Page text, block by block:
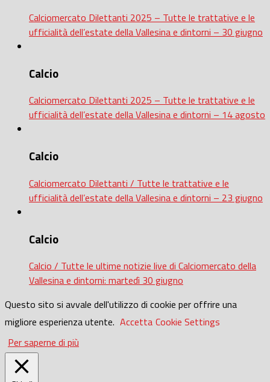
Calciomercato Dilettanti 2025 – Tutte le trattative e le
ufficialità dell’estate della Vallesina e dintorni – 30 giugno
Calcio
Calciomercato Dilettanti 2025 – Tutte le trattative e le
ufficialità dell’estate della Vallesina e dintorni – 14 agosto
Calcio
Calciomercato Dilettanti / Tutte le trattative e le
ufficialità dell’estate della Vallesina e dintorni – 23 giugno
Calcio
Calcio / Tutte le ultime notizie live di Calciomercato della
Vallesina e dintorni: martedì 30 giugno
Questo sito si avvale dell'utilizzo di cookie per offrire una
migliore esperienza utente. Accetta Cookie Settings
Per saperne di più